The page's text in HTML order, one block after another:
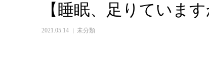
【睡眠、足りています
2021.05.14 未分類